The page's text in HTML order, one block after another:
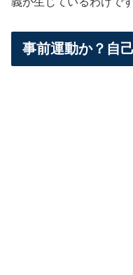
事前運動か？自